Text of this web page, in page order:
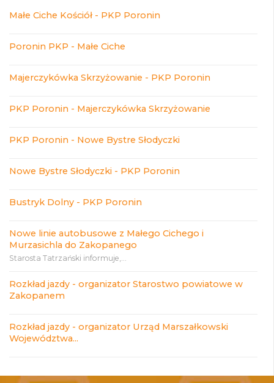
Małe Ciche Kościół - PKP Poronin
Poronin PKP - Małe Ciche
Majerczykówka Skrzyżowanie - PKP Poronin
PKP Poronin - Majerczykówka Skrzyżowanie
PKP Poronin - Nowe Bystre Słodyczki
Nowe Bystre Słodyczki - PKP Poronin
Bustryk Dolny - PKP Poronin
Nowe linie autobusowe z Małego Cichego i
Murzasichla do Zakopanego
Starosta Tatrzański informuje,...
Rozkład jazdy - organizator Starostwo powiatowe w
Zakopanem
Rozkład jazdy - organizator Urząd Marszałkowski
Województwa...